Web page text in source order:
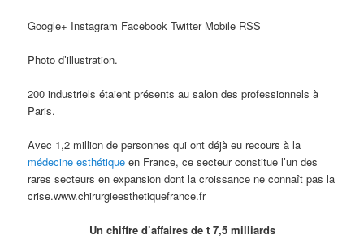
Google+ Instagram Facebook Twitter Mobile RSS
Photo d’illustration.
200 industriels étaient présents au salon des professionnels à
Paris.
Avec 1,2 million de personnes qui ont déjà eu recours à la
médecine esthétiqueen France, ce secteur constitue l’un des
rares secteurs en expansion dont la croissance ne connaît pas la
crise.www.chirurgieesthetiquefrance.fr
Un chiffre d’affaires de t 7,5 milliards